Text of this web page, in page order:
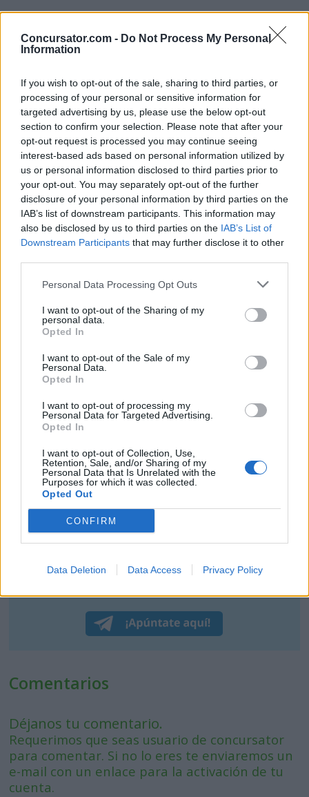
Concursator.com - Do Not Process My Personal
Information
If you wish to opt-out of the sale, sharing to third parties, or
processing of your personal or sensitive information for
targeted advertising by us, please use the below opt-out
section to confirm your selection. Please note that after your
opt-out request is processed you may continue seeing
interest-based ads based on personal information utilized by
us or personal information disclosed to third parties prior to
your opt-out. You may separately opt-out of the further
disclosure of your personal information by third parties on the
IAB’s list of downstream participants. This information may
also be disclosed by us to third parties on the IAB’s List of
Downstream Participants that may further disclose it to other
Personal Data Processing Opt Outs
I want to opt-out of the Sharing of my
personal data.
Opted In
I want to opt-out of the Sale of my
Personal Data.
Opted In
I want to opt-out of processing my
Personal Data for Targeted Advertising.
Opted In
I want to opt-out of Collection, Use,
Retention, Sale, and/or Sharing of my
Personal Data that Is Unrelated with the
Purposes for which it was collected.
Opted Out
CONFIRM
Data Deletion Data Access Privacy Policy
Body Shop.
Rellena el formulario de registro,
suministrando los datos personales solicitados.
Marca las 3 casillas de aceptación de Política de
Privacidad e Información Promocional por
email y SMS.
Pulsa el botón"terminar".
Sobre la muestra gratis
Una vez completado el formulario de registro
en lapágina web promocional
y aceptados los
términos y condiciones de la promoción,
vale que el participante deberá presentar en
tienda para recibir su muestra.
Consulta las
Promoción , ubicadas al final de la
página web
promocional.
¡Busca ya tu muestra gratis de Concentrado de
Juventud Drops of Youth con The Body Shop!
Hemos retomado
No te lo pierdas porque aquí avisaremos de los
vayan comunicando, y de las novedades en
Comentarios
Déjanos tu comentario.
Requerimos que seas usuario de concursator
para comentar. Si no lo eres te enviaremos un
e-mail con un enlace para la activación de tu
cuenta.